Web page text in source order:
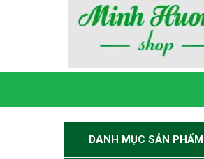
DANH MỤC SẢN PHẨM